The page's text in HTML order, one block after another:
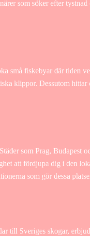
som söker efter
små fiskebyar där tiden
klippor. Dessutom
som Prag,
att fördjupa dig i den
som gör dessa
till Sveriges skogar,